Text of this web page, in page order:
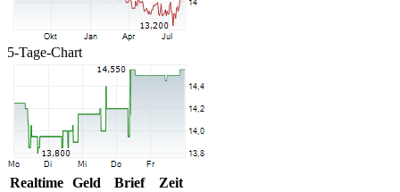
5-Tage-Chart
Realtime Geld Brief
Zeit